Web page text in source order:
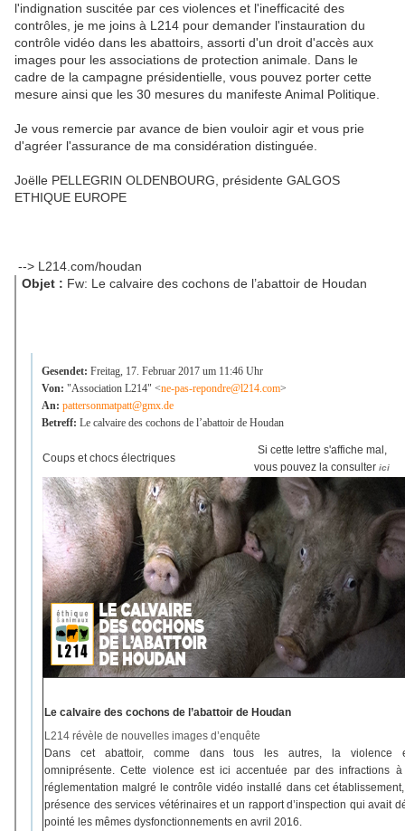
l'indignation suscitée par ces violences et l'inefficacité des
contrôles, je me joins à L214 pour demander l'instauration du
contrôle vidéo dans les abattoirs, assorti d'un droit d'accès aux
images pour les associations de protection animale. Dans le
cadre de la campagne présidentielle, vous pouvez porter cette
mesure ainsi que les 30 mesures du manifeste Animal Politique.
Je vous remercie par avance de bien vouloir agir et vous prie
d'agréer l'assurance de ma considération distinguée.
Joëlle PELLEGRIN OLDENBOURG, présidente GALGOS
ETHIQUE EUROPE
--> L214.com/houdan
Objet : Fw: Le calvaire des cochons de l’abattoir de Houdan
Gesendet: Freitag, 17. Februar 2017 um 11:46 Uhr
Von: "Association L214" <ne-pas-repondre@l214.com>
An: pattersonmatpatt@gmx.de
Betreff: Le calvaire des cochons de l’abattoir de Houdan
Coups et chocs électriques
Si cette lettre s'affiche mal,
vous pouvez la consulterici
Le calvaire des cochons de l’abattoir de Houdan
L214 révèle de nouvelles images d’enquête
Dans cet abattoir, comme dans tous les autres, la violence
omniprésente. Cette violence est ici accentuée par des infractions
réglementation malgré le contrôle vidéo installé dans cet
présence des services vétérinaires et un rapport d’inspection qui avait
pointé les mêmes dysfonctionnements en avril 2016.